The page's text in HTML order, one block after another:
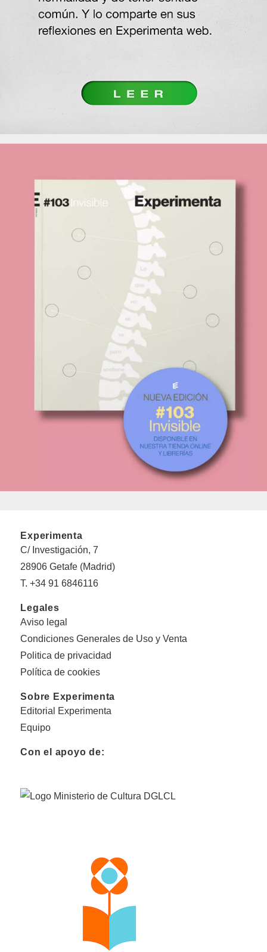
Experimenta
C/ Investigación, 7
28906 Getafe (Madrid)
T. +34 91 6846116
Legales
Aviso legal
Condiciones Generales de Uso y Venta
Politica de privacidad
Política de cookies
Sobre Experimenta
Editorial Experimenta
Equipo
Con el apoyo de: